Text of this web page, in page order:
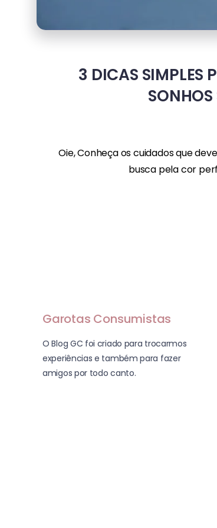
3 DICAS SIMPLES
SONHOS
Oie, Conheça os cuidados que
busca pela cor
Garotas Consumistas
O Blog GC foi criado para trocarmos
experiências e também para fazer
amigos por todo canto.